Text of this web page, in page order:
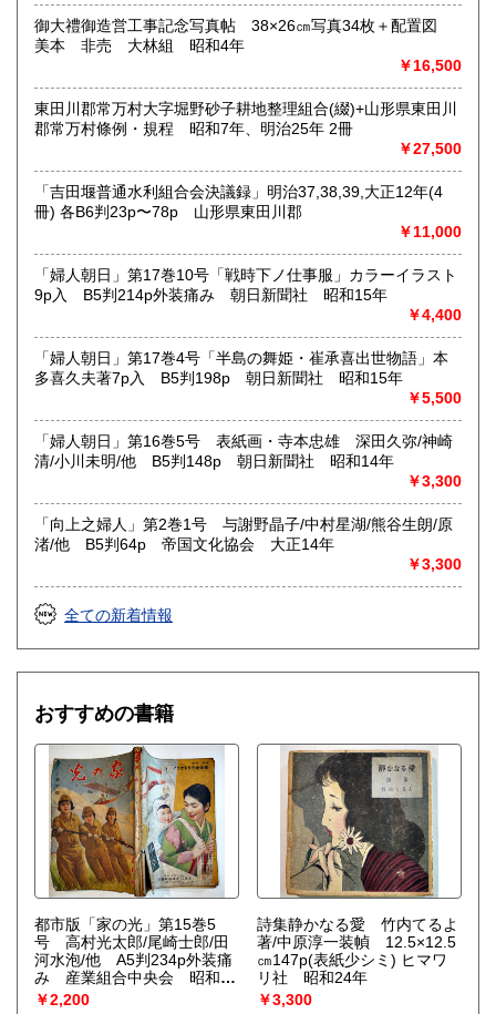
和本・開拓/植民資料・戦時資料・文学一般・詩歌句集・児童
書 ・児童資料・芸能/サブカル・広告資料・ポスター・版画/
刷り物 ・絵葉書・双六・地図/鳥瞰図
御大禮御造営工事記念写真帖 38×26㎝写真34枚＋配置図
美本 非売 大林組 昭和4年
￥16,500
東田川郡常万村大字堀野砂子耕地整理組合(綴)+山形県東田川
郡常万村條例・規程 昭和7年、明治25年 2冊
￥27,500
「吉田堰普通水利組合会決議録」明治37,38,39,大正12年(4
冊) 各B6判23p〜78p 山形県東田川郡
￥11,000
「婦人朝日」第17巻10号「戦時下ノ仕事服」カラーイラスト
9p入 B5判214p外装痛み 朝日新聞社 昭和15年
￥4,400
「婦人朝日」第17巻4号「半島の舞姫・崔承喜出世物語」本
多喜久夫著7p入 B5判198p 朝日新聞社 昭和15年
￥5,500
「婦人朝日」第16巻5号 表紙画・寺本忠雄 深田久弥/神崎
清/小川未明/他 B5判148p 朝日新聞社 昭和14年
￥3,300
「向上之婦人」第2巻1号 与謝野晶子/中村星湖/熊谷生朗/原
渚/他 B5判64p 帝国文化協会 大正14年
￥3,300
全ての新着情報
おすすめの書籍
都市版「家の光」第15巻5
号 高村光太郎/尾崎士郎/田
河水泡/他 A5判234p外装痛
み 産業組合中央会 昭和14
年
￥2,200
詩集静かなる愛 竹内てるよ
著/中原淳一装幀 12.5×12.5
㎝147p(表紙少シミ) ヒマワ
リ社 昭和24年
￥3,300